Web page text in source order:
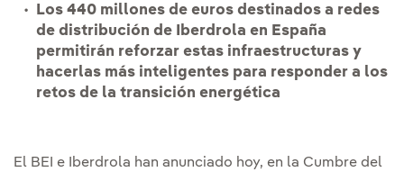
Los 440 millones de euros destinados a redes
de distribución de Iberdrola en España
permitirán reforzar estas infraestructuras y
hacerlas más inteligentes para responder a los
retos de la transición energética
El BEI e Iberdrola han anunciado hoy, en la Cumbre del